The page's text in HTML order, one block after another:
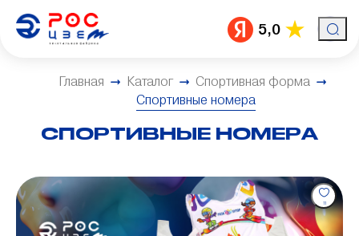
5,0
Главная Каталог
Спортивная форма
Спортивные номера
СПОРТИВНЫЕ НОМЕРА
11